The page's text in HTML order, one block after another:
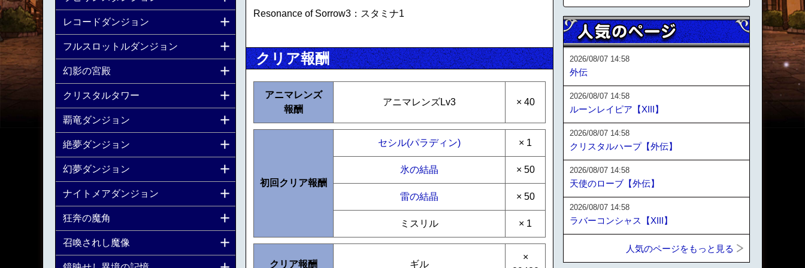
Resonance of Sorrow3：スタミナ1
クリア報酬
アニマレンズ
報酬
アニマレンズLv3 × 40
初回クリア報酬
セシル(パラディン) × 1
氷の結晶 × 50
雷の結晶 × 50
ミスリル × 1
クリア報酬 ギル
×
レコードダンジョン
フルスロットルダンジョン
幻影の宮殿
クリスタルタワー
覇竜ダンジョン
絶夢ダンジョン
幻夢ダンジョン
ナイトメアダンジョン
狂奔の魔角
召喚されし魔像
2026/08/07 14:58
外伝
2026/08/07 14:58
ルーンレイピア【XIII】
2026/08/07 14:58
クリスタルハープ【外伝】
2026/08/07 14:58
天使のローブ【外伝】
2026/08/07 14:58
ラバーコンシャス【XIII】
人気のページをもっと見る